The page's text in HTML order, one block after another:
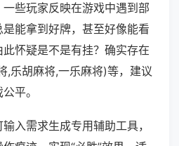
些玩家反映在游戏中遇到部
能拿到好牌，甚至好像能看
怀疑是不是有挂？确实存在
,乐胡麻将,一乐麻将)等，建议
平。
入需求生成专用辅助工具，